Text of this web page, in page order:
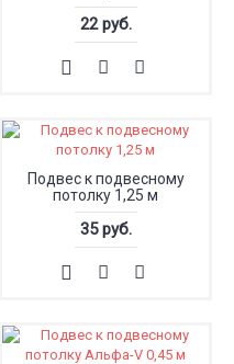
22 руб.
Подвес к подвесному
потолку 1,25 м
35 руб.